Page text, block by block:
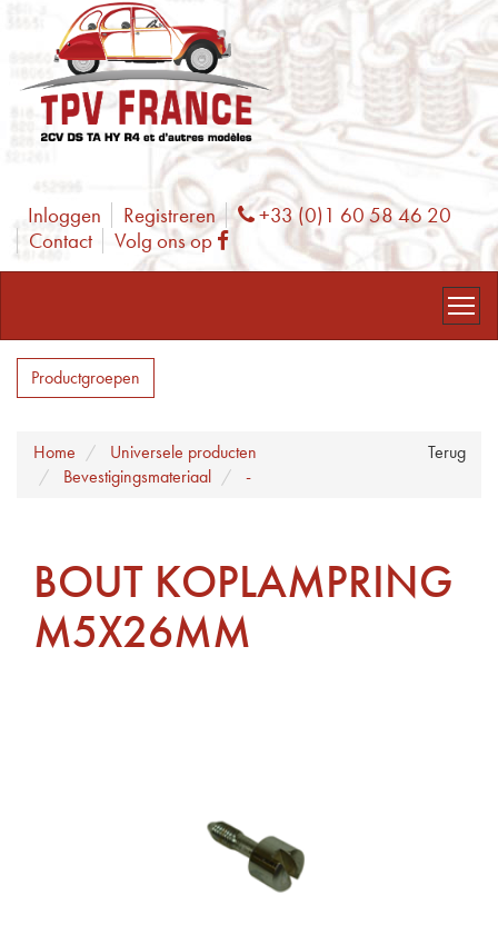
Inloggen Registreren Phone
+33 (0)1 60 58 46 20
Contact
Volg ons op Facebook
Productgroepen
Terug
Home
Universele producten
Bevestigingsmateriaal
-
BOUT KOPLAMPRING
M5X26MM